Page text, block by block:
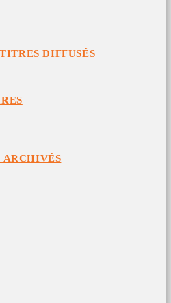
DIFFUSÉS
ARCHIVÉS